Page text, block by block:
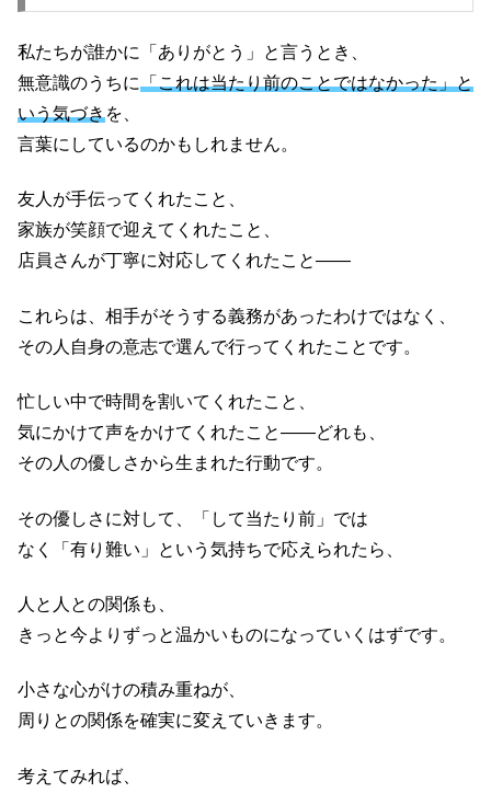
私たちが誰かに「ありがとう」と言うとき、
無意識のうちに「これは当たり前のことではなかった」と
いう気づきを、
言葉にしているのかもしれません。
友人が手伝ってくれたこと、
家族が笑顔で迎えてくれたこと、
店員さんが丁寧に対応してくれたこと——
これらは、相手がそうする義務があったわけではなく、
その人自身の意志で選んで行ってくれたことです。
忙しい中で時間を割いてくれたこと、
気にかけて声をかけてくれたこと——どれも、
その人の優しさから生まれた行動です。
その優しさに対して、「して当たり前」では
なく「有り難い」という気持ちで応えられたら、
人と人との関係も、
きっと今よりずっと温かいものになっていくはずです。
小さな心がけの積み重ねが、
周りとの関係を確実に変えていきます。
考えてみれば、